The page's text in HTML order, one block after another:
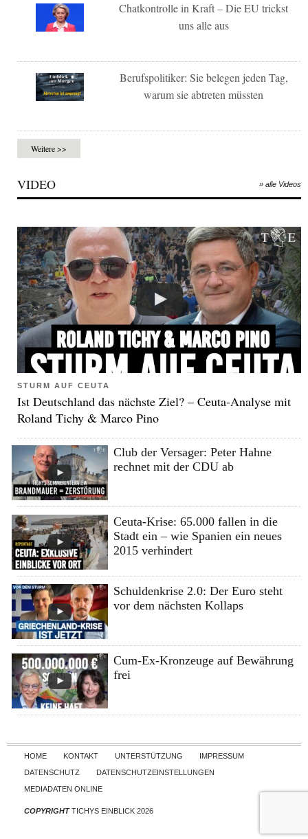
Chatkontrolle in Kraft – Die EU trickst
uns alle aus
Berufspolitiker: Sie belegen jeden Tag,
warum sie abtreten müssten
Weitere >>
VIDEO » alle Videos
STURM AUF CEUTA
Ist Deutschland das nächste Ziel? – Ceuta-Analyse mit
Roland Tichy & Marco Pino
Club der Versager: Peter Hahne
rechnet mit der CDU ab
Ceuta-Krise: 65.000 fallen in die
Stadt ein – wie Spanien ein neues
2015 verhindert
Schuldenkrise 2.0: Der Euro steht
vor dem nächsten Kollaps
Cum-Ex-Kronzeuge auf Bewährung
frei
Skip to content
HOME KONTAKT UNTERSTÜTZUNG
IMPRESSUM
DATENSCHUTZ
DATENSCHUTZEINSTELLUNGEN
MEDIADATEN ONLINE
COPYRIGHTTICHYS EINBLICK 2026